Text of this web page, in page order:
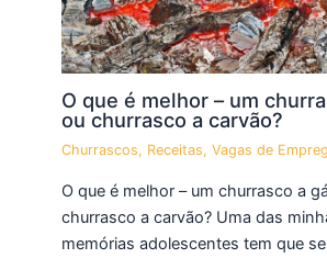
O que é melhor – um
ou churrasco a carvão?
Churrascos, Receitas,Vagas de
O que é melhor – um churrasco a
churrasco a carvão? Uma das
memórias adolescentes tem que